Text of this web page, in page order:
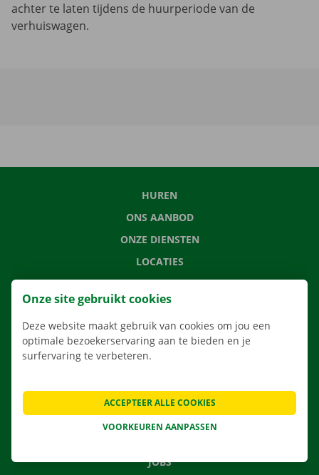
achter te laten tijdens de huurperiode van de
verhuiswagen.
HUREN
ONS AANBOD
ONZE DIENSTEN
LOCATIES
APP
VERHUISOPLOSSINGEN
VEELGESTELDE VRAGEN
NIEUWS
JOBS
Onze site gebruikt cookies
Deze website maakt gebruik van cookies om jou een
optimale bezoekerservaring aan te bieden en je
surfervaring te verbeteren.
VOORKEUREN AANPASSEN
ACCEPTEER ALLE COOKIES